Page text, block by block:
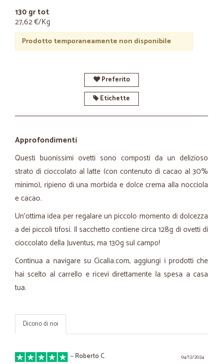
130 gr tot
27,62 €/Kg
Prodotto temporaneamente non disponibile
Preferito
Etichette
Approfondimenti
Questi buonissimi ovetti sono composti da un delizioso
strato di cioccolato al latte (con contenuto di cacao al 30%
minimo), ripieno di una morbida e dolce crema alla nocciola
e cacao.
Un'ottima idea per regalare un piccolo momento di dolcezza
a dei piccoli tifosi. Il sacchetto contiene circa 128g di ovetti di
cioccolato della Juventus, ma 130g sul campo!
Continua a navigare su Cicalia.com, aggiungi i prodotti che
hai scelto al carrello e ricevi direttamente la spesa a casa
tua.
Dicono di noi
04/12/2024
—Roberto C.